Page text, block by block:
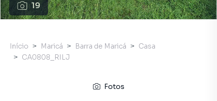
19
Início Maricá Barra de Maricá
Casa
CA0808_RILJ
Fotos